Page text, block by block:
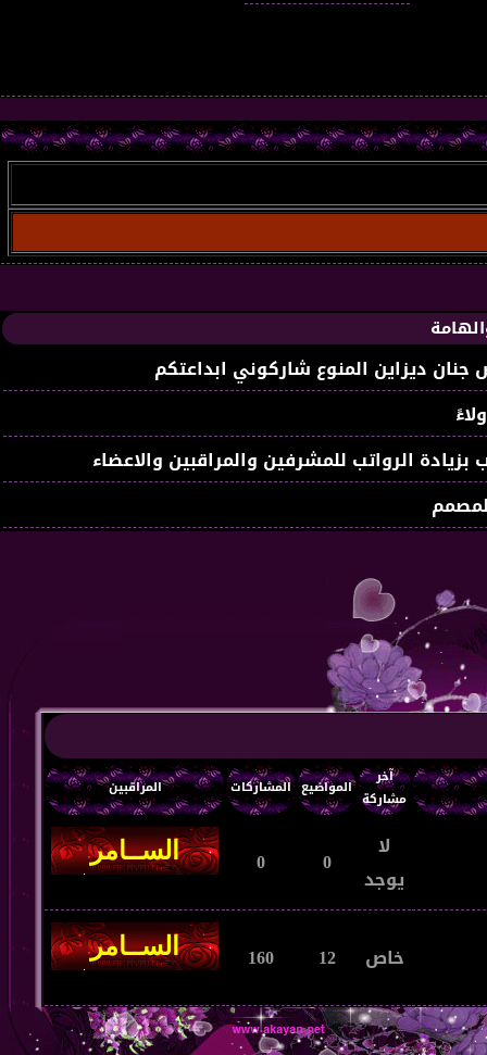
ديزاين المنوع شاركوني ابداعتكم
بزيادة الرواتب للمشرفين والمراقبين والاعضاء
آخر
مشاركة
المواضيع المشاركات المراقبين
لا
يوجد
0
0
خاص 12
160